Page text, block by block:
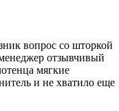
вопрос со шторкой
отзывчивый
мягкие
и не хватило еще